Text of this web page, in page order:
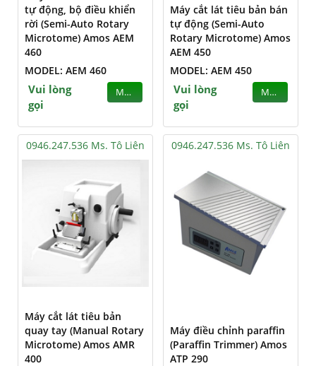
tự động, bộ điều khiển
rời (Semi-Auto Rotary
Microtome) Amos AEM
460
MODEL: AEM 460
Vui lòng
gọi
MUA
Máy cắt lát tiêu bản bán
tự động (Semi-Auto
Rotary Microtome) Amos
AEM 450
MODEL: AEM 450
Vui lòng
gọi
MUA
0946.247.536 Ms. Tô Liên
Máy cắt lát tiêu bản
quay tay (Manual Rotary
Microtome) Amos AMR
400
0946.247.536 Ms. Tô Liên
Máy điều chỉnh paraffin
(Paraffin Trimmer) Amos
ATP 290